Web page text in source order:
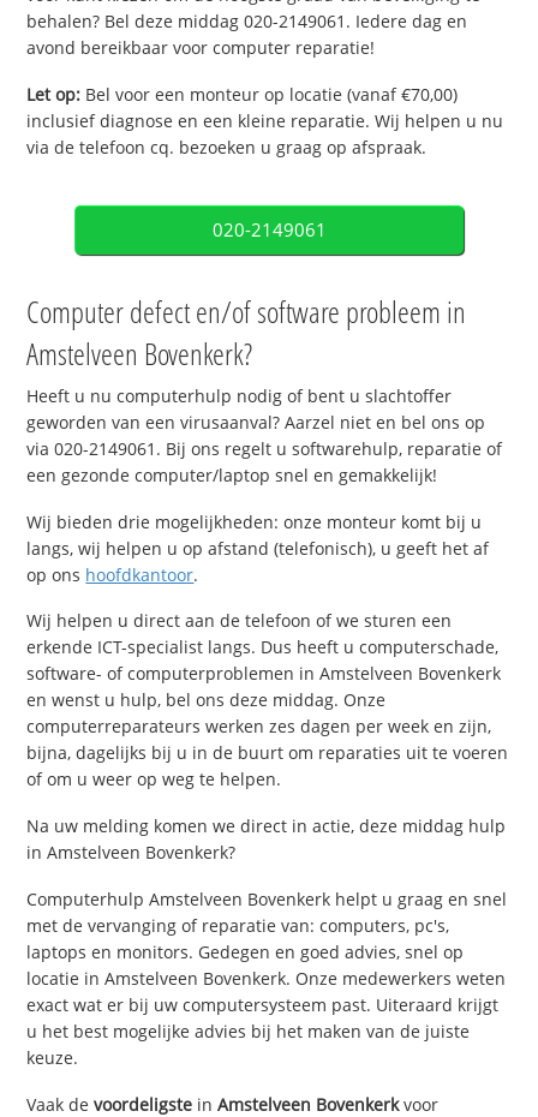
behalen? Bel deze middag 020-2149061. Iedere dag en
avond bereikbaar voor computer reparatie!
Let op: Bel voor een monteur op locatie (vanaf €70,00)
inclusief diagnose en een kleine reparatie. Wij helpen u nu
via de telefoon cq. bezoeken u graag op afspraak.
020-2149061
Computer defect en/of software probleem in
Amstelveen Bovenkerk?
Heeft u nu computerhulp nodig of bent u slachtoffer
geworden van een virusaanval? Aarzel niet en bel ons op
via 020-2149061. Bij ons regelt u softwarehulp, reparatie of
een gezonde computer/laptop snel en gemakkelijk!
Wij bieden drie mogelijkheden: onze monteur komt bij u
langs, wij helpen u op afstand (telefonisch), u geeft het af
op ons hoofdkantoor.
Wij helpen u direct aan de telefoon of we sturen een
erkende ICT-specialist langs. Dus heeft u computerschade,
software- of computerproblemen in Amstelveen Bovenkerk
en wenst u hulp, bel ons deze middag. Onze
computerreparateurs werken zes dagen per week en zijn,
bijna, dagelijks bij u in de buurt om reparaties uit te voeren
of om u weer op weg te helpen.
Na uw melding komen we direct in actie, deze middag hulp
in Amstelveen Bovenkerk?
Computerhulp Amstelveen Bovenkerk helpt u graag en snel
met de vervanging of reparatie van: computers, pc's,
laptops en monitors. Gedegen en goed advies, snel op
locatie in Amstelveen Bovenkerk. Onze medewerkers weten
exact wat er bij uw computersysteem past. Uiteraard krijgt
u het best mogelijke advies bij het maken van de juiste
keuze.
Vaak devoordeligste inAmstelveen Bovenkerkvoor